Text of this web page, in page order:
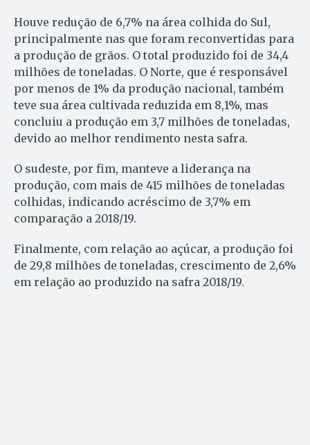
Houve redução de 6,7% na área colhida do Sul,
principalmente nas que foram reconvertidas para
a produção de grãos. O total produzido foi de 34,4
milhões de toneladas. O Norte, que é responsável
por menos de 1% da produção nacional, também
teve sua área cultivada reduzida em 8,1%, mas
concluiu a produção em 3,7 milhões de toneladas,
devido ao melhor rendimento nesta safra.
O sudeste, por fim, manteve a liderança na
produção, com mais de 415 milhões de toneladas
colhidas, indicando acréscimo de 3,7% em
comparação a 2018/19.
Finalmente, com relação ao açúcar, a produção foi
de 29,8 milhões de toneladas, crescimento de 2,6%
em relação ao produzido na safra 2018/19.